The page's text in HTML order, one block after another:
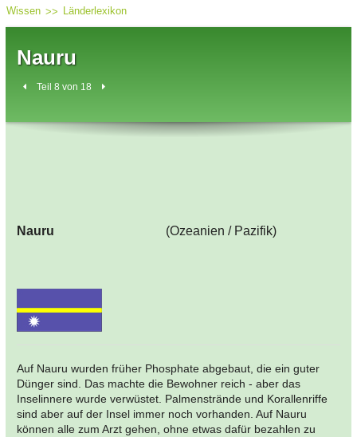
Wissen Länderlexikon
Nauru
Teil 8 von 18
Nauru (Ozeanien / Pazifik)
Auf Nauru wurden früher Phosphate abgebaut, die ein guter
Dünger sind. Das machte die Bewohner reich - aber das
Inselinnere wurde verwüstet. Palmenstrände und Korallenriffe
sind aber auf der Insel immer noch vorhanden. Auf Nauru
können alle zum Arzt gehen, ohne etwas dafür bezahlen zu